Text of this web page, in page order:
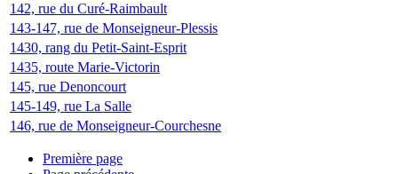
142, rue du Curé-Raimbault
143-147, rue de Monseigneur-Plessis
1430, rang du Petit-Saint-Esprit
1435, route Marie-Victorin
145, rue Denoncourt
145-149, rue La Salle
146, rue de Monseigneur-Courchesne
Première page